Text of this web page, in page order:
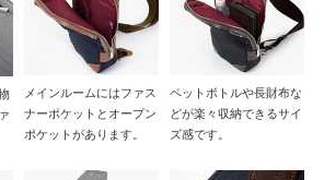
メインルームにはファス
ナーポケットとオープン
ポケットがあります。
ペットボトルや長財布な
どが楽々収納できるサイ
ズ感です。